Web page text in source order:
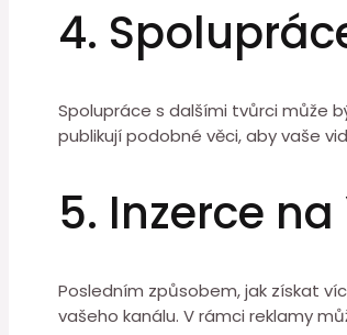
4.
Spolupráce s dalšími tvůrci může
publikují podobné věci, aby vaše
5. Inzerce
Posledním způsobem, jak získat
vašeho kanálu. V rámci reklamy